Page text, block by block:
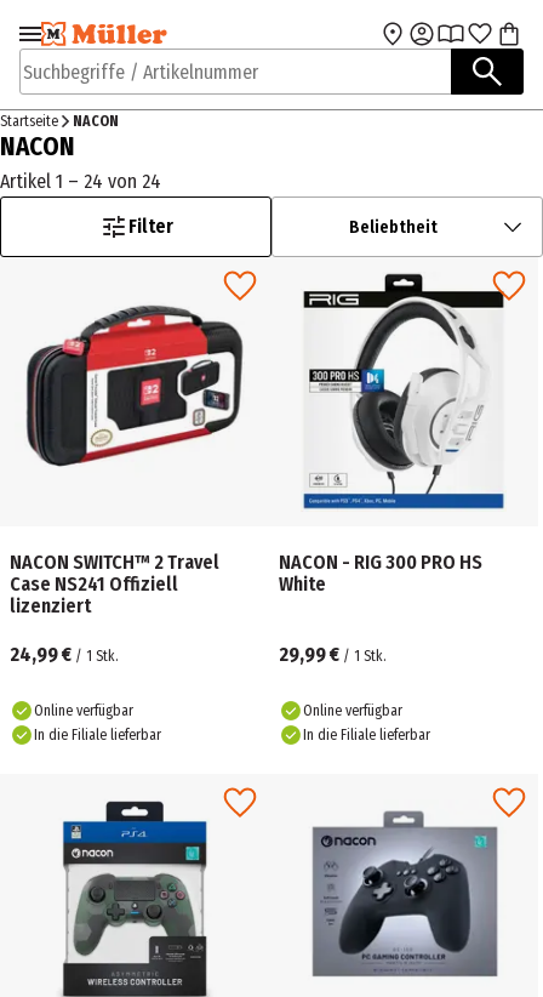
Zur Navigation
springen
Zum Hauptinhalt
Suchbegriffe / Artikelnummer
Startseite NACON
NACON
Artikel 1 – 24 von 24
Filter
Beliebtheit
NACON SWITCH™ 2 Travel
Case NS241 Offiziell
lizenziert
24,99 € / 1 Stk.
Online verfügbar
In die Filiale lieferbar
NACON - RIG 300 PRO HS
White
29,99 € / 1 Stk.
Online verfügbar
In die Filiale lieferbar